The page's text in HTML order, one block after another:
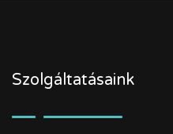
Szolgáltatásaink